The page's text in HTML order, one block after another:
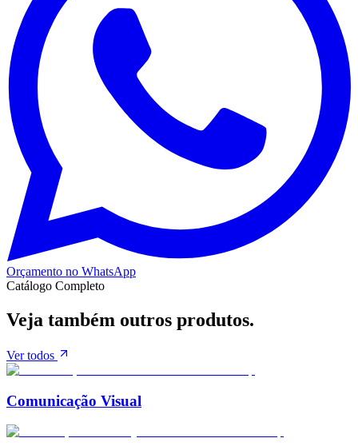
Orçamento no WhatsApp
Catálogo Completo
Veja também outros produtos.
Ver todos
Comunicação Visual